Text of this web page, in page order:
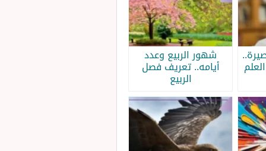
شهور الربيع وعدد
أيامه.. تعريف فصل
الربيع